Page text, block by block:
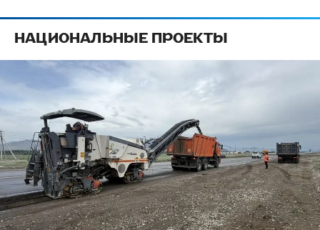
НАЦИОНАЛЬНЫЕ ПРОЕКТЫ